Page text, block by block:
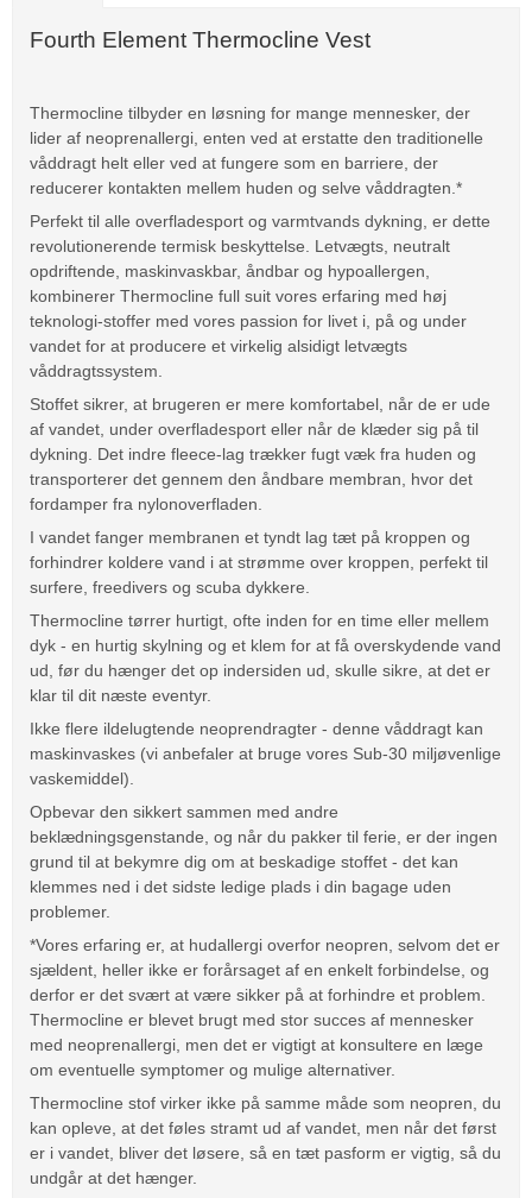
Fourth Element Thermocline Vest
Thermocline tilbyder en løsning for mange mennesker, der
lider af neoprenallergi, enten ved at erstatte den traditionelle
våddragt helt eller ved at fungere som en barriere, der
reducerer kontakten mellem huden og selve våddragten.*
Perfekt til alle overfladesport og varmtvands dykning, er dette
revolutionerende termisk beskyttelse. Letvægts, neutralt
opdriftende, maskinvaskbar, åndbar og hypoallergen,
kombinerer Thermocline full suit vores erfaring med høj
teknologi-stoffer med vores passion for livet i, på og under
vandet for at producere et virkelig alsidigt letvægts
våddragtssystem.
Stoffet sikrer, at brugeren er mere komfortabel, når de er ude
af vandet, under overfladesport eller når de klæder sig på til
dykning. Det indre fleece-lag trækker fugt væk fra huden og
transporterer det gennem den åndbare membran, hvor det
fordamper fra nylonoverfladen.
I vandet fanger membranen et tyndt lag tæt på kroppen og
forhindrer koldere vand i at strømme over kroppen, perfekt til
surfere, freedivers og scuba dykkere.
Thermocline tørrer hurtigt, ofte inden for en time eller mellem
dyk - en hurtig skylning og et klem for at få overskydende vand
ud, før du hænger det op indersiden ud, skulle sikre, at det er
klar til dit næste eventyr.
Ikke flere ildelugtende neoprendragter - denne våddragt kan
maskinvaskes (vi anbefaler at bruge vores Sub-30 miljøvenlige
vaskemiddel).
Opbevar den sikkert sammen med andre
beklædningsgenstande, og når du pakker til ferie, er der ingen
grund til at bekymre dig om at beskadige stoffet - det kan
klemmes ned i det sidste ledige plads i din bagage uden
problemer.
*Vores erfaring er, at hudallergi overfor neopren, selvom det er
sjældent, heller ikke er forårsaget af en enkelt forbindelse, og
derfor er det svært at være sikker på at forhindre et problem.
Thermocline er blevet brugt med stor succes af mennesker
med neoprenallergi, men det er vigtigt at konsultere en læge
om eventuelle symptomer og mulige alternativer.
Thermocline stof virker ikke på samme måde som neopren, du
kan opleve, at det føles stramt ud af vandet, men når det først
er i vandet, bliver det løsere, så en tæt pasform er vigtig, så du
undgår at det hænger.